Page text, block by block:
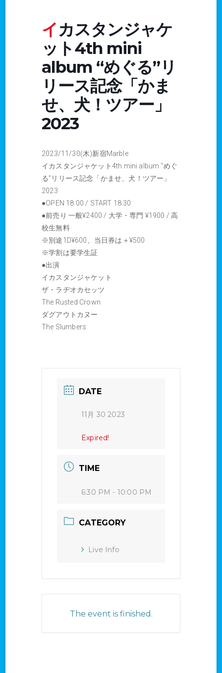
イカスタンジャケ
ット4th mini
album “めぐる”リ
リース記念「かま
せ、犬！ツアー」
2023
2023/11/30(木)新宿Marble
イカスタンジャケット4th mini album “めぐ
る”リリース記念「かませ、犬！ツアー」
2023
●OPEN 18:00 / START 18:30
●前売り 一般¥2400 / 大学・専門 ¥1900 / 高
校生無料
※別途1D¥600、当日券は＋¥500
※学割は要学生証
●出演
イカスタンジャケット
ザ・ラヂオカセッツ
The Rusted Crown
ダグアウトカヌー
The Slumbers
DATE
11月 30 2023
Expired!
TIME
6:30 PM - 10:00 PM
CATEGORY
Live Info
The event is finished.